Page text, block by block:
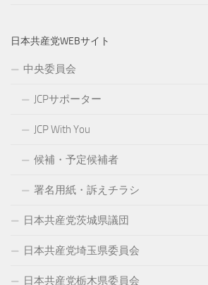
日本共産党WEBサイト
中央委員会
JCPサポーター
JCP With You
候補・予定候補者
署名用紙・訴えチラシ
日本共産党茨城県議団
日本共産党埼玉県委員会
日本共産党栃木県委員会